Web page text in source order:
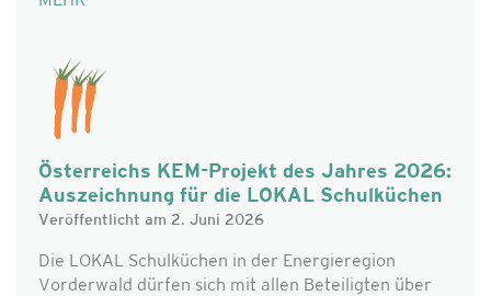
Österreichs KEM-Projekt des Jahres 2026:
Auszeichnung für die LOKAL Schulküchen
Veröffentlicht am 2. Juni 2026
Die LOKAL Schulküchen in der Energieregion
Vorderwald dürfen sich mit allen Beteiligten über